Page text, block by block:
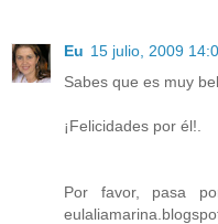
Eu 15 julio, 2009
Sabes que es muy
¡Felicidades por él!.
Por favor, pasa